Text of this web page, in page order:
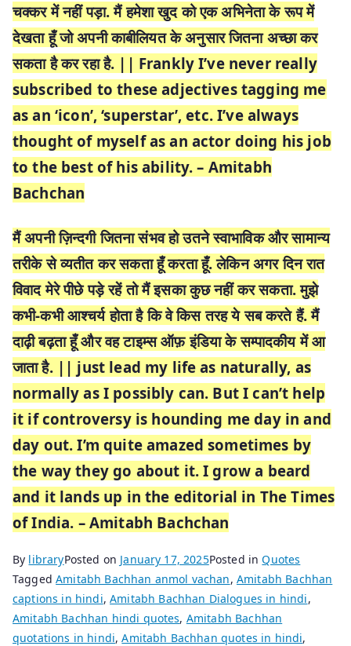
चक्कर में नहीं पड़ा. मैं हमेशा खुद को एक अभिनेता के रूप में
देखता हूँ जो अपनी काबीलियत के अनुसार जितना अच्छा कर
सकता है कर रहा है. || Frankly I’ve never really
subscribed to these adjectives tagging me
as an ‘icon’, ‘superstar’, etc. I’ve always
thought of myself as an actor doing his job
to the best of his ability. – Amitabh
Bachchan
मैं अपनी ज़िन्दगी जितना संभव हो उतने स्वाभाविक और सामान्य
तरीके से व्यतीत कर सकता हूँ करता हूँ. लेकिन अगर दिन रात
विवाद मेरे पीछे पड़े रहें तो मैं इसका कुछ नहीं कर सकता. मुझे
कभी-कभी आश्चर्य होता है कि वे किस तरह ये सब करते हैं. मैं
दाढ़ी बढ़ता हूँ और वह टाइम्स ऑफ़ इंडिया के सम्पादकीय में आ
जाता है. || just lead my life as naturally, as
normally as I possibly can. But I can’t help
it if controversy is hounding me day in and
day out. I’m quite amazed sometimes by
the way they go about it. I grow a beard
and it lands up in the editorial in The Times
of India. – Amitabh Bachchan
By libraryPosted on January 17, 2025Posted inQuotes
TaggedAmitabh Bachhan anmol vachan, Amitabh Bachhan
captions in hindi,Amitabh Bachhan Dialogues in hindi,
Amitabh Bachhan hindi quotes, Amitabh Bachhan
quotations in hindi,Amitabh Bachhan quotes in hindi,